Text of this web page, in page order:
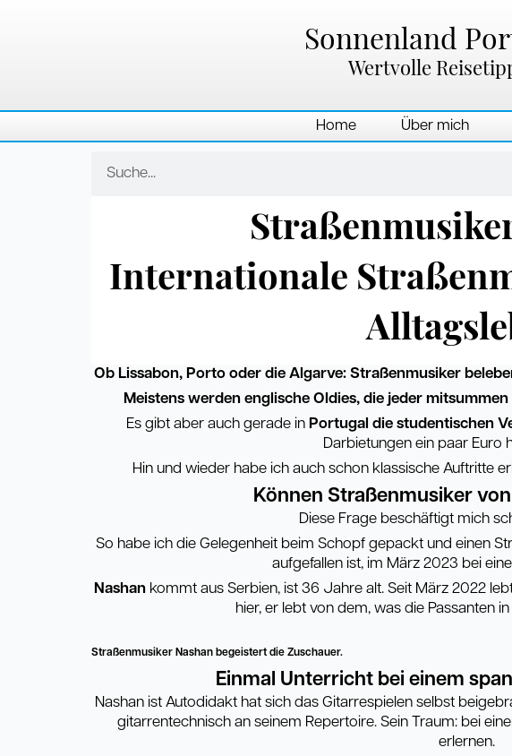
Sonnenland
Wertvolle
Home Über mich
Internationale
Ob Lissabon, Porto oder die Algarve: Straßenmusiker
Meistens werden englische Oldies, die jeder
Es gibt aber auch gerade in Portugal die studentischen
Darbietungen ein paar Euro
Hin und wieder habe ich auch schon klassische Auftritte
Können Straßenmusiker
Diese Frage beschäftigt mich
So habe ich die Gelegenheit beim Schopf gepackt und einen
aufgefallen ist, im März 2023 bei
Nashankommt aus Serbien, ist 36 Jahre alt. Seit März 2022
hier, er lebt von dem, was die Passanten
Straßenmusiker Nashan begeistert die Zuschauer.
Einmal Unterricht bei einem
Nashan ist Autodidakt hat sich das Gitarrespielen selbst
gitarrentechnisch an seinem Repertoire. Sein Traum: bei
erlernen.